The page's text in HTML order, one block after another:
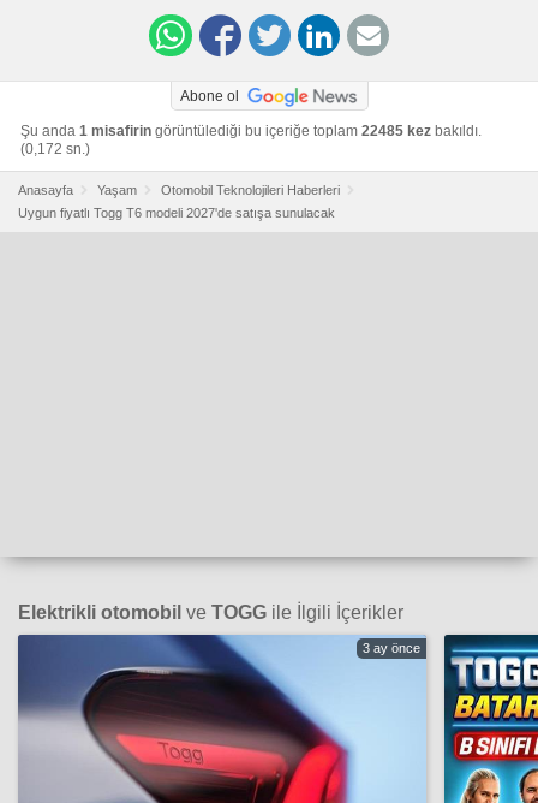
Abone ol
Şu anda 1 misafirin görüntülediği bu içeriğe toplam 22485 kez bakıldı.
(0,172 sn.)
Anasayfa Yaşam
Otomobil Teknolojileri Haberleri
Uygun fiyatlı Togg T6 modeli 2027'de satışa sunulacak
Elektrikli otomobil ve TOGG ile İlgili İçerikler
3 ay önce